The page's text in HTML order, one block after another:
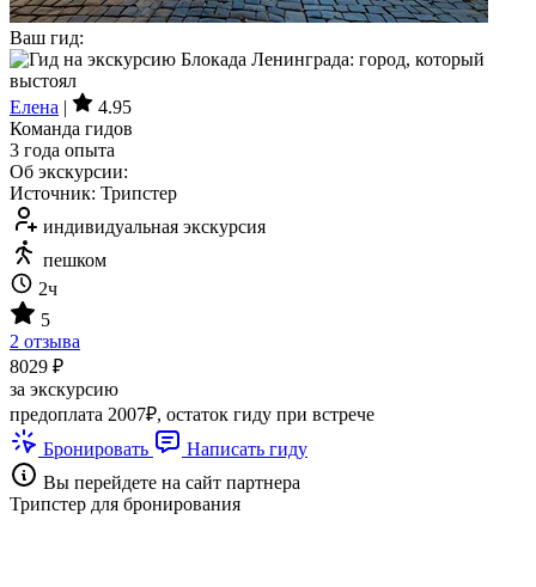
Ваш гид:
Елена |
4.95
Команда гидов
3 года опыта
Об экскурсии:
Источник: Трипстер
индивидуальная экскурсия
пешком
2ч
5
2 отзыва
8029 ₽
за экскурсию
предоплата 2007₽, остаток гиду при встрече
Бронировать
Написать гиду
Вы перейдете на сайт партнера
Трипстер для бронирования